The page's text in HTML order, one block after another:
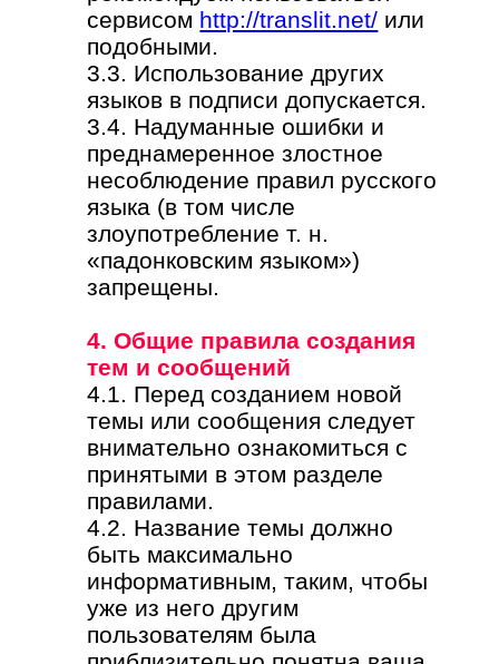
сервисом http://translit.net/ или
подобными.
3.3. Использование других
языков в подписи допускается.
3.4. Надуманные ошибки и
преднамеренное злостное
несоблюдение правил русского
языка (в том числе
злоупотребление т. н.
«падонковским языком»)
запрещены.
4. Общие правила создания
тем и сообщений
4.1. Перед созданием новой
темы или сообщения следует
внимательно ознакомиться с
принятыми в этом разделе
правилами.
4.2. Название темы должно
быть максимально
информативным, таким, чтобы
уже из него другим
пользователям была